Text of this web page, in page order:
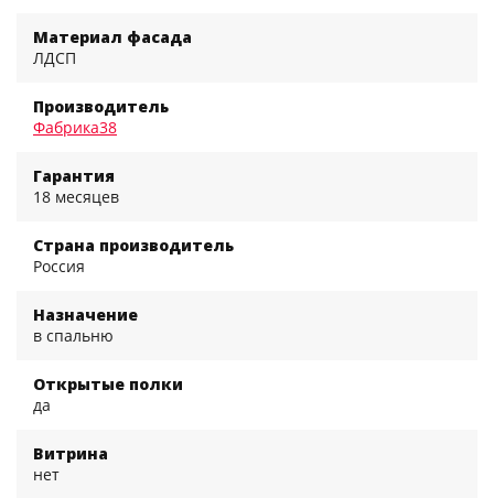
Материал фасада
ЛДСП
Производитель
Фабрика38
Гарантия
18 месяцев
Страна производитель
Россия
Назначение
в спальню
Открытые полки
да
Витрина
нет